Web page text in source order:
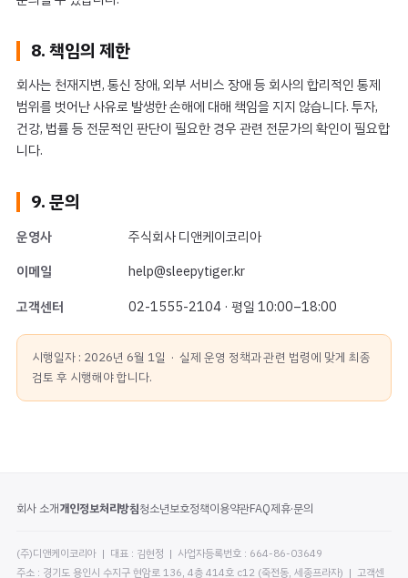
8. 책임의 제한
회사는 천재지변, 통신 장애, 외부 서비스 장애 등 회사의 합리적인 통제
범위를 벗어난 사유로 발생한 손해에 대해 책임을 지지 않습니다. 투자,
건강, 법률 등 전문적인 판단이 필요한 경우 관련 전문가의 확인이 필요합
니다.
9. 문의
운영사
주식회사 디앤케이코리아
이메일
help@sleepytiger.kr
고객센터
02-1555-2104 · 평일 10:00–18:00
시행일자 : 2026년 6월 1일 · 실제 운영 정책과 관련 법령에 맞게 최종
검토 후 시행해야 합니다.
회사 소개개인정보처리방침청소년보호정책이용약관FAQ제휴·문의
(주)디앤케이코리아 | 대표 : 김현정 | 사업자등록번호 : 664-86-03649
주소 : 경기도 용인시 수지구 현암로 136, 4층 414호 c12 (죽전동, 세종프라자) | 고객센